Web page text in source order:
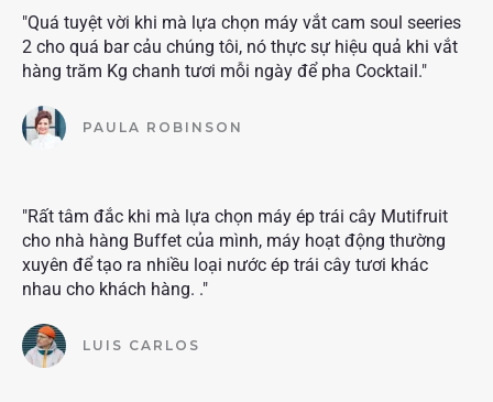
"Quá tuyệt vời khi mà lựa chọn máy vắt cam soul seeries
2 cho quá bar cảu chúng tôi, nó thực sự hiệu quả khi vắt
hàng trăm Kg chanh tươi mỗi ngày để pha Cocktail."
PAULA ROBINSON
"Rất tâm đắc khi mà lựa chọn máy ép trái cây Mutifruit
cho nhà hàng Buffet của mình, máy hoạt động thường
xuyên để tạo ra nhiều loại nước ép trái cây tươi khác
nhau cho khách hàng. ."
LUIS CARLOS